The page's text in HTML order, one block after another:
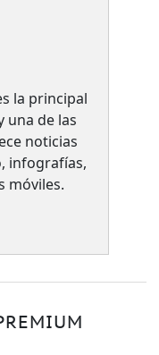
la principal
una de las
noticias
infografías,
móviles.